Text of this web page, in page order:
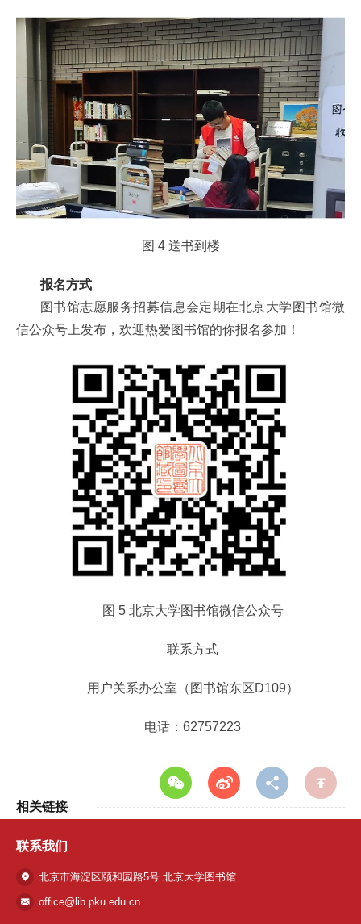
相关链接
图 4 送书到楼
报名方式
图书馆志愿服务招募信息会定期在北京大学图书馆微
信公众号上发布，欢迎热爱图书馆的你报名参加！
图 5 北京大学图书馆微信公众号
联系方式
用户关系办公室（图书馆东区D109）
电话：62757223
联系我们
北京市海淀区颐和园路5号 北京大学图书馆
office@lib.pku.edu.cn